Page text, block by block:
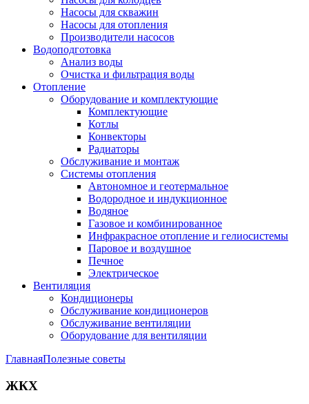
Насосы для скважин
Насосы для отопления
Производители насосов
Водоподготовка
Анализ воды
Очистка и фильтрация воды
Отопление
Оборудование и комплектующие
Комплектующие
Котлы
Конвекторы
Радиаторы
Обслуживание и монтаж
Системы отопления
Автономное и геотермальное
Водородное и индукционное
Водяное
Газовое и комбинированное
Инфракрасное отопление и гелиосистемы
Паровое и воздушное
Печное
Электрическое
Вентиляция
Кондиционеры
Обслуживание кондиционеров
Обслуживание вентиляции
Оборудование для вентиляции
ГлавнаяПолезные советы
ЖКХ